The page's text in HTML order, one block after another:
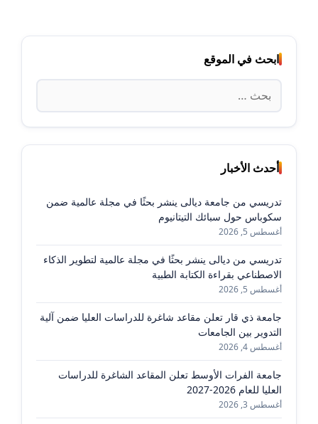
ابحث في الموقع
البحث
عن:
أحدث الأخبار
تدريسي من جامعة ديالى ينشر بحثًا في مجلة عالمية ضمن
سكوباس حول سبائك التيتانيوم
أغسطس 5, 2026
تدريسي من ديالى ينشر بحثًا في مجلة عالمية لتطوير الذكاء
الاصطناعي بقراءة الكتابة الطبية
أغسطس 5, 2026
جامعة ذي قار تعلن مقاعد شاغرة للدراسات العليا ضمن آلية
التدوير بين الجامعات
أغسطس 4, 2026
جامعة الفرات الأوسط تعلن المقاعد الشاغرة للدراسات
العليا للعام 2026-2027
أغسطس 3, 2026